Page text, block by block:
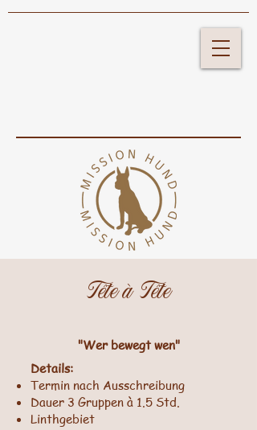
Tête à Tête
"Wer bewegt wen"
Details:
Termin nach Ausschreibung
Dauer 3 Gruppen à 1.5 Std.
Linthgebiet